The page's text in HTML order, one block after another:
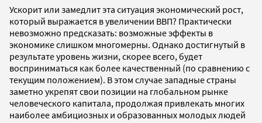
Ускорит или замедлит эта ситуация экономический рост,
который выражается в увеличении ВВП? Практически
невозможно предсказать: возможные эффекты в
экономике слишком многомерны. Однако достигнутый в
результате уровень жизни, скорее всего, будет
восприниматься как более качественный (по сравнению с
текущим положением). В этом случае западные страны
заметно укрепят свои позиции на глобальном рынке
человеческого капитала, продолжая привлекать многих
наиболее амбициозных и образованных молодых людей